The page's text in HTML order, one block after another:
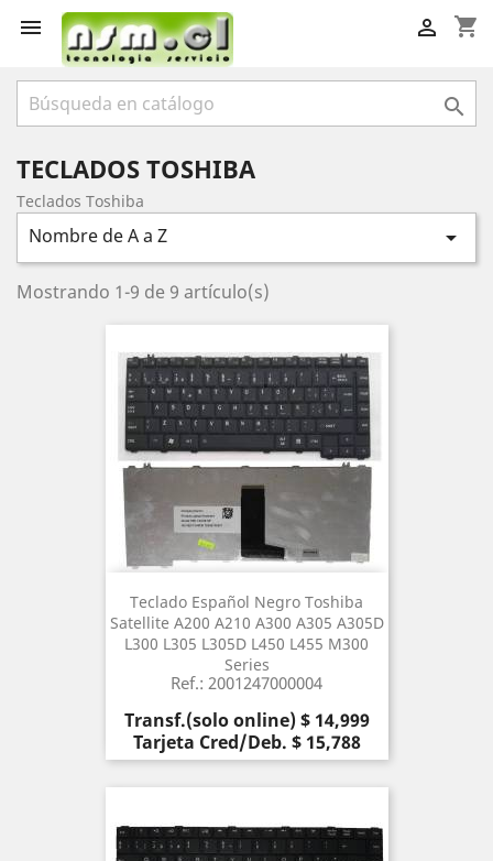
 shopping_cart


TECLADOS TOSHIBA
Teclados Toshiba
Nombre de A a Z 
Mostrando 1-9 de 9 artículo(s)
Teclado Español Negro Toshiba
Satellite A200 A210 A300 A305 A305D
L300 L305 L305D L450 L455 M300
Series
Ref.: 2001247000004
Precio
Transf.(solo online) $ 14,999
Tarjeta Cred/Deb. $ 15,788